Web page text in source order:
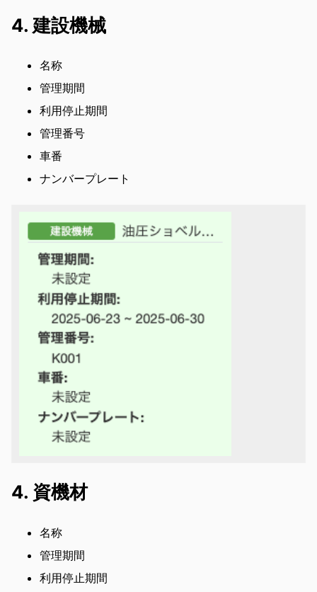
4. 建設機械
名称
管理期間
利用停止期間
管理番号
車番
ナンバープレート
4. 資機材
名称
管理期間
利用停止期間